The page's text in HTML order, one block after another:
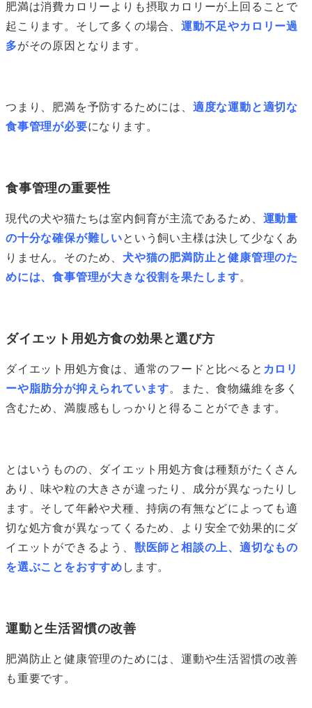
肥満は消費カロリーよりも摂取カロリーが上回ることで
起こります。そして多くの場合、 運動不足やカロリー過
多がその原因となります。
つまり、肥満を予防するためには、 適度な運動と適切な
食事管理が必要になります。
食事管理の重要性
現代の犬や猫たちは室内飼育が主流であるため、 運動量
の十分な確保が難しいという飼い主様は決して少なくあ
りません。そのため、 犬や猫の肥満防止と健康管理のた
めには、食事管理が大きな役割を果たします。
ダイエット用処方食の効果と選び方
ダイエット用処方食は、通常のフードと比べると カロリ
ーや脂肪分が抑えられています。また、食物繊維を多く
含むため、満腹感もしっかりと得ることができます。
とはいうものの、ダイエット用処方食は種類がたくさん
あり、味や粒の大きさが違ったり、成分が異なったりし
ます。そして年齢や犬種、持病の有無などによっても適
切な処方食が異なってくるため、より安全で効果的にダ
イエットができるよう、 獣医師と相談の上、適切なもの
を選ぶことをおすすめ します。
運動と生活習慣の改善
肥満防止と健康管理のためには、運動や生活習慣の改善
も重要です。